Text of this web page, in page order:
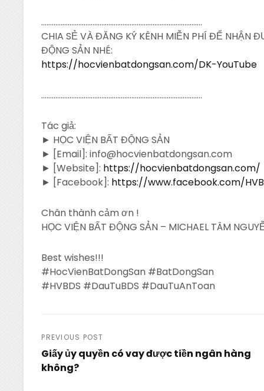
……………………………………………………………………………….
CHIA SẺ VÀ ĐĂNG KÝ KÊNH MIỄN PHÍ ĐỂ NHẬN
ĐỘNG SẢN NHÉ:
https://hocvienbatdongsan.com/DK-YouTube
……………………………………………………………………………….
Tác giả:
► HỌC VIỆN BẤT ĐỘNG SẢN
► [Email]: info@hocvienbatdongsan.com
► [Website]: https://hocvienbatdongsan.com/
► [Facebook]: https://www.facebook.com/
Chân thành cảm ơn !
HỌC VIỆN BẤT ĐỘNG SẢN – MICHAEL TÂM
Best wishes!!!
#HocVienBatDongSan #BatDongSan
#HVBDS #DauTuBDS #DauTuAnToan
Post
navigation
PREVIOUS POST
Giấy ủy quyền có vay được tiền ngân hàng
không?